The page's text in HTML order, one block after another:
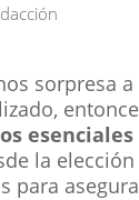
sorpresa
la
para